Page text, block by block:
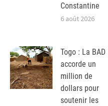
Constantine
6 août 2026
Togo : La BAD
accorde un
million de
dollars pour
soutenir les